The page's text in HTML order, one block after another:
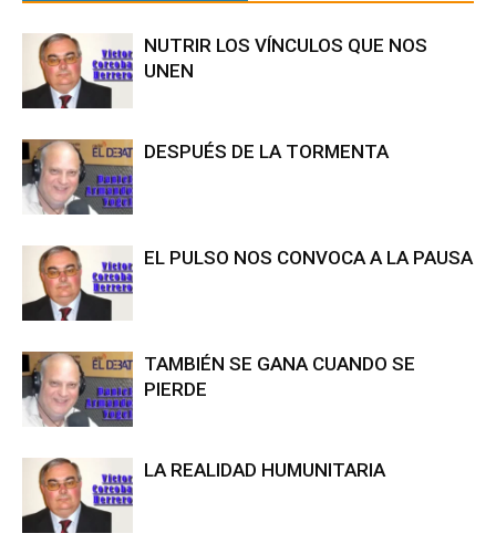
NUTRIR LOS VÍNCULOS QUE NOS
UNEN
DESPUÉS DE LA TORMENTA
EL PULSO NOS CONVOCA A LA PAUSA
TAMBIÉN SE GANA CUANDO SE
PIERDE
LA REALIDAD HUMUNITARIA